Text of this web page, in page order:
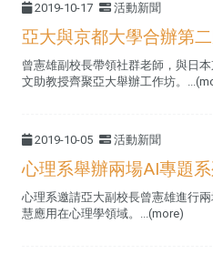
2019-10-17 活動新聞
亞大與京都大學合辦第
曾憲雄副校長帶領社群老師，與日
文助教授齊聚亞大舉辦工作坊。
2019-10-05 活動新聞
心理系舉辦兩場AI專題系
心理系邀請亞大副校長曾憲雄進行
慧應用在心理學領域。...(more)